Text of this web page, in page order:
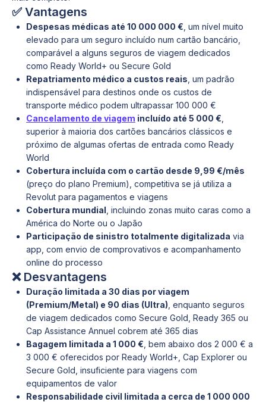
✅ Vantagens
Despesas médicas até 10 000 000 € , um nível muito
elevado para um seguro incluído num cartão bancário,
comparável a alguns seguros de viagem dedicados
como Ready World+ ou Secure Gold
Repatriamento médico a custos reais , um padrão
indispensável para destinos onde os custos de
transporte médico podem ultrapassar 100 000 €
Cancelamento de viagem incluído até 5 000 €
superior à maioria dos cartões bancários clássicos e
próximo de algumas ofertas de entrada como Ready
World
Cobertura incluída com o cartão desde 9,99 €/mês
(preço do plano Premium), competitiva se já utiliza a
Revolut para pagamentos e viagens
Cobertura mundial , incluindo zonas muito caras como a
América do Norte ou o Japão
Participação de sinistro totalmente digitalizada via
app, com envio de comprovativos e acompanhamento
online do processo
❌ Desvantagens
Duração limitada a 30 dias por viagem
(Premium/Metal) e 90 dias (Ultra) , enquanto seguros
de viagem dedicados como Secure Gold, Ready 365 ou
Cap Assistance Annuel cobrem até 365 dias
Bagagem limitada a 1 000 € , bem abaixo dos 2 000 € a
3 000 € oferecidos por Ready World+, Cap Explorer ou
Secure Gold, insuficiente para viagens com
equipamentos de valor
Responsabilidade civil limitada a cerca de 1 000 000